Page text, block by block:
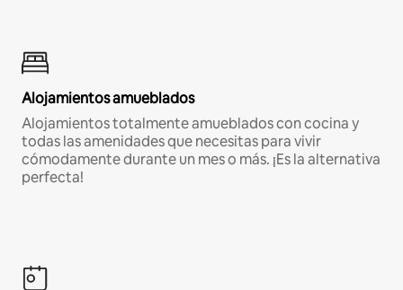
Alojamientos amueblados
Alojamientos totalmente amueblados con cocina y
todas las amenidades que necesitas para vivir
cómodamente durante un mes o más. ¡Es la alternativa
perfecta!